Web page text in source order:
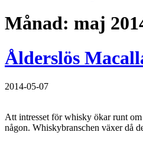
Månad: maj
Ålderslös
2014-05-07
Att intresset för whisky ökar runt
någon. Whiskybranschen växer då